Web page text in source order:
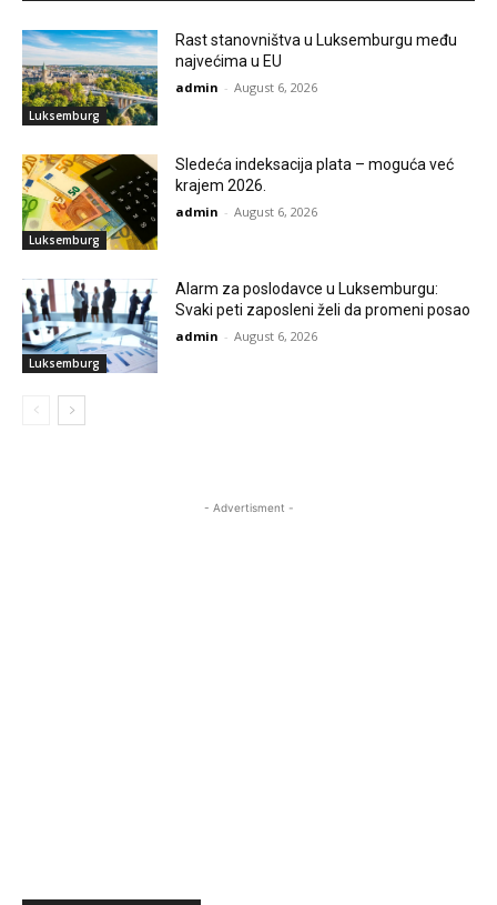
Luksemburg
Rast stanovništva u Luksemburgu među
najvećima u EU
admin - August 6, 2026
Luksemburg
Sledeća indeksacija plata – moguća već
krajem 2026.
admin - August 6, 2026
Luksemburg
Alarm za poslodavce u Luksemburgu:
Svaki peti zaposleni želi da promeni posao
admin - August 6, 2026
- Advertisment -